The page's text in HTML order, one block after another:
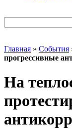
Главная » События
прогрессивные
На